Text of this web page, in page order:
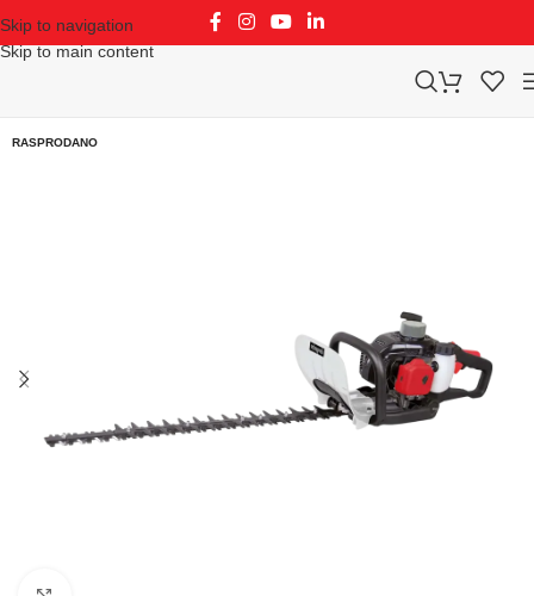
Skip to navigation
Skip to main content
RASPRODANO